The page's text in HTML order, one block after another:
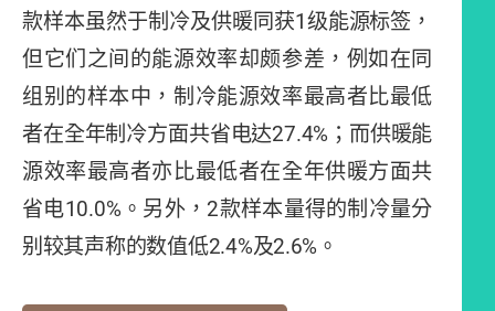
款样本虽然于制冷及供暖同获1级能源标签，
但它们之间的能源效率却颇参差，例如在同
组别的样本中，制冷能源效率最高者比最低
者在全年制冷方面共省电达27.4% ；而供暖能
源效率最高者亦比最低者在全年供暖方面共
省电10.0% 。另外， 2款样本量得的制冷量分
别较其声称的数值低2.4%及2.6% 。